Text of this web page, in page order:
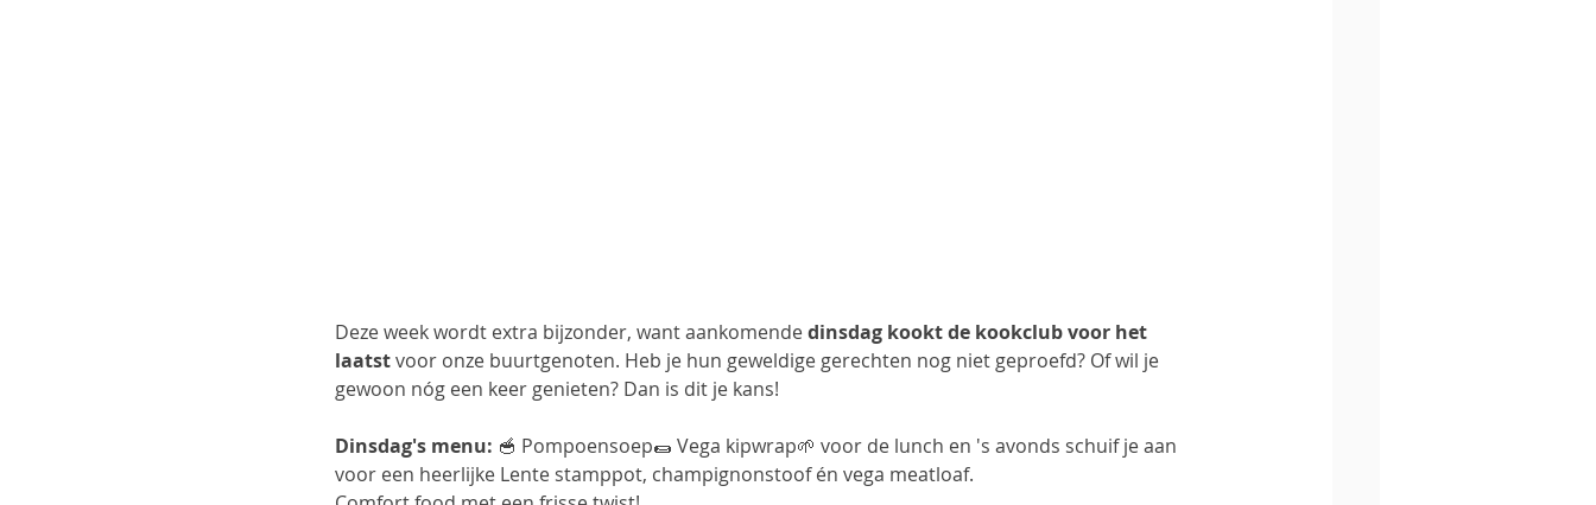
Deze week wordt extra bijzonder, want aankomende dinsdag kookt de kookclub voor het
laatst voor onze buurtgenoten. Heb je hun geweldige gerechten nog niet geproefd? Of wil je
gewoon nóg een keer genieten? Dan is dit je kans!
Dinsdag's menu: 🥣 Pompoensoep🌯 Vega kipwrap🌱 voor de lunch en 's avonds schuif je aan
voor een heerlijke Lente stamppot, champignonstoof én vega meatloaf.